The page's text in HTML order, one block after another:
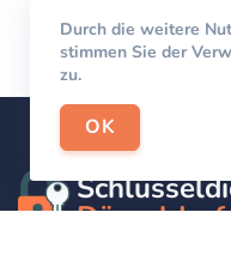
Durch die weitere
stimmen Sie der
zu.
OK